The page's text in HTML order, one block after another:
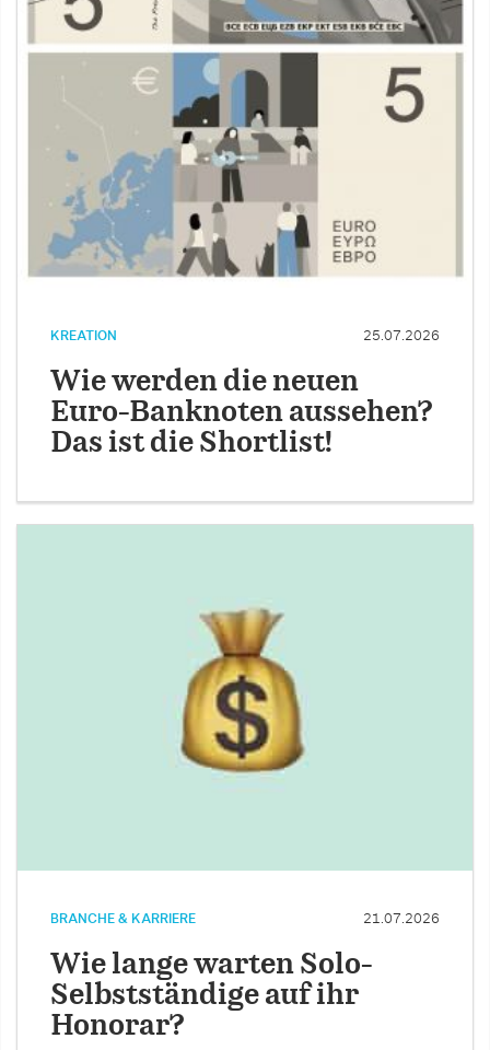
KREATION 25.07.2026
Wie werden die neuen
Euro-Banknoten aussehen?
Das ist die Shortlist!
BRANCHE & KARRIERE 21.07.2026
Wie lange warten Solo-
Selbstständige auf ihr
Honorar?